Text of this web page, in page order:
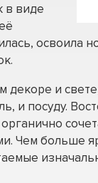
в виде
освоила
декоре и
и посуду.
Чем больше